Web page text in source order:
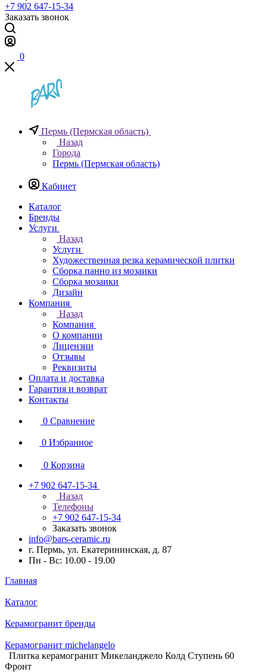
+7 902 647-15-34
Заказать звонок
0
Пермь (Пермская область)
Назад
Города
Пермь (Пермская область)
Кабинет
Каталог
Бренды
Услуги
Назад
Услуги
Художественная резка керамической плитки
Сборка панно из мозаики
Сборка мозаики
Дизайн
Компания
Назад
Компания
О компании
Лицензии
Отзывы
Реквизиты
Оплата и доставка
Гарантия и возврат
Контакты
0 Сравнение
0 Избранное
0 Корзина
+7 902 647-15-34
Назад
Телефоны
+7 902 647-15-34
Заказать звонок
info@bars-ceramic.ru
г. Пермь, ул. Екатерининская, д. 87
Пн - Вс: 10.00 - 19.00
Главная
Каталог
Керамогранит бренды
Керамогранит michelangelo
Плитка керамогранит Микеланджело Колд Ступень 60
Фронт